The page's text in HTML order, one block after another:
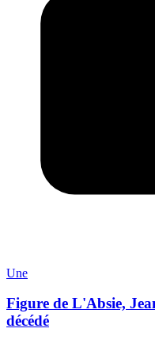
Une
Figure de L'Absie,
décédé